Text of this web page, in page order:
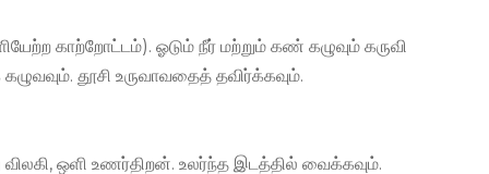
காற்றோட்டம்). ஓடும் நீர் மற்றும் கண் கழுவும் கருவி
தூசி உருவாவதைத் தவிர்க்கவும்.
ஒளி உணர்திறன். உலர்ந்த இடத்தில் வைக்கவும்.